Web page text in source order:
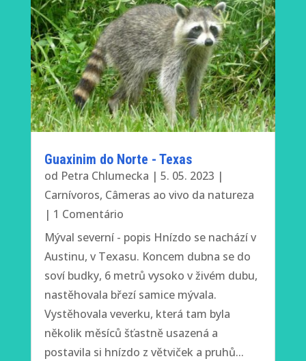
Guaxinim do Norte - Texas
od Petra Chlumecka | 5. 05. 2023 |
Carnívoros, Câmeras ao vivo da natureza
| 1 Comentário
Mýval severní - popis Hnízdo se nachází v
Austinu, v Texasu. Koncem dubna se do
soví budky, 6 metrů vysoko v živém dubu,
nastěhovala březí samice mývala.
Vystěhovala veverku, která tam byla
několik měsíců šťastně usazená a
postavila si hnízdo z větviček a pruhů...